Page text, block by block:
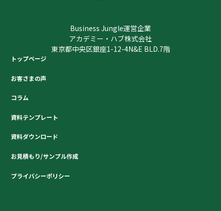
Business Jungle運営企業
アカデミー・ハブ株式会社
東京都中央区銀座1-12-4N&E BLD.7階
トップページ
お客さまの声
コラム
資料テンプレート
資料ダウンロード
お見積もり/サンプル作成
プライバシーポリシー